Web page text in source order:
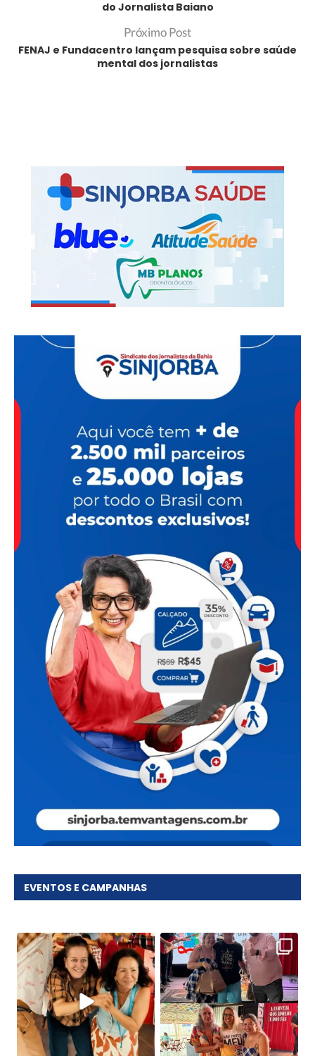
do Jornalista Baiano
Próximo Post
FENAJ e Fundacentro lançam pesquisa sobre saúde
mental dos jornalistas
EVENTOS E CAMPANHAS